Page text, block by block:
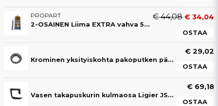
PROPART
2-OSAINEN Liima EXTRA vahva 50ML liima (4-8 min)
€ 44,08 € 34,04
OSTAA
Krominen yksityiskohta pakoputken päässä Ligier JS50, JS50L & JS60 Sport Ultimate
€ 29,02
OSTAA
Vasen takapuskurin kulmaosa Ligier JS60 Sport Ultimate
€ 69,18
OSTAA